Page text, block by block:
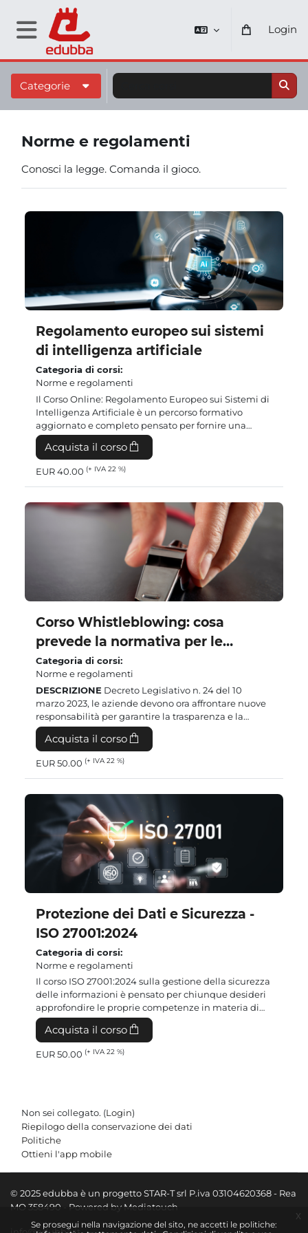
Vai al contenuto principale
Se prosegui nella navigazione del sito, ne accetti le politiche:
x
Pannello laterale
Login
Categorie
Cerca corsi
Norme e regolamenti
Conosci la legge. Comanda il gioco.
Regolamento europeo sui sistemi
di intelligenza artificiale
Categoria di corsi:
Norme e regolamenti
Introduzione al corso:
Il Corso Online: Regolamento Europeo sui Sistemi di
Intelligenza Artificiale è un percorso formativo
aggiornato e completo pensato per fornire una
panoramica chiara e operativa sulla nuova
normativa AI, con particolare attenzione al
Regolamento ...
Acquista il corso
EUR 40.00 (+ IVA 22 %)
Corso Whistleblowing: cosa
prevede la normativa per le
segnalazioni di illeciti
Categoria di corsi:
Norme e regolamenti
Introduzione al corso:
DESCRIZIONE Decreto Legislativo n. 24 del 10
marzo 2023, le aziende devono ora affrontare nuove
responsabilità per garantire la trasparenza e la
conformità interna. Per questo motivo, offriamo un
corso intensivo di due ore sulla normativa ...
Acquista il corso
EUR 50.00 (+ IVA 22 %)
Protezione dei Dati e Sicurezza -
ISO 27001:2024
Categoria di corsi:
Norme e regolamenti
Introduzione al corso:
Il corso ISO 27001:2024 sulla gestione della sicurezza
delle informazioni è pensato per chiunque desideri
approfondire le proprie competenze in materia di
protezione dei dati e gestione dei sistemi
informativi. In un contesto in cui le minacce ...
Acquista il corso
EUR 50.00 (+ IVA 22 %)
Non sei collegato. (Login)
Riepilogo della conservazione dei dati
Politiche
Ottieni l'app mobile
© 2025 edubba è un progetto STAR-T srl P.iva 03104620368 - Rea
MO 358490 - Powered by Mediatouch